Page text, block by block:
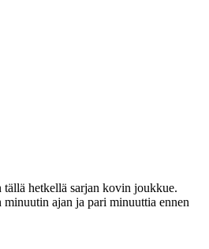
hetkellä sarjan kovin joukkue.
ajan ja pari minuuttia ennen